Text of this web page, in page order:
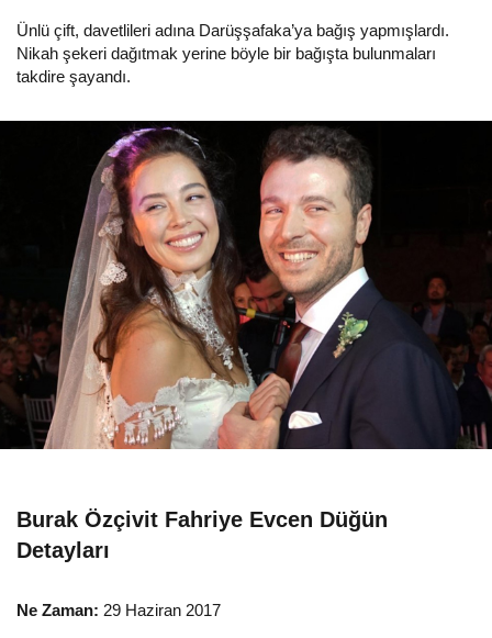
Ünlü çift, davetlileri adına Darüşşafaka’ya bağış yapmışlardı.
Nikah şekeri dağıtmak yerine böyle bir bağışta bulunmaları
takdire şayandı.
Burak Özçivit Fahriye Evcen Düğün
Detayları
Ne Zaman: 29 Haziran 2017